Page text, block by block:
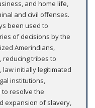
and home life,
and civil offenses.
been used to
of decisions by the
Amerindians,
reducing tribes to
initially legitimated
institutions,
to resolve the
expansion of slavery,